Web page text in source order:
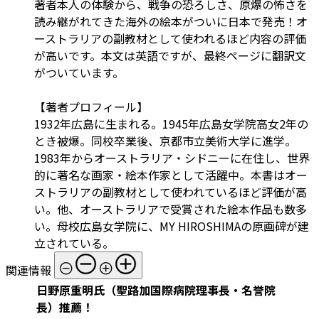
著者本人の体験から、戦争の恐ろしさ、原爆の怖さを
読み継がれてきた海外の絵本がついに日本で発売！オ
ーストラリアの副教材として使われるほど内容の評価
が高いです。本文は英語ですが、最終ページに翻訳文
がついています。
【著者プロフィール】
1932年広島に生まれる。1945年広島女学院高女2年の
とき被爆。同校卒業後、京都市立美術大学に進学。
1983年からオーストラリア・シドニーに在住し、世界
的に著名な画家・絵本作家として活躍中。本書はオー
ストラリアの副教材として使われているほど評価が高
い。他、オーストラリアで受賞された絵本作品も数多
い。母校広島女学院に、MY HIROSHIMAの原画碑が建
立されている。
関連情報
日野原重明氏（聖路加国際病院理事長・名誉院
長）推薦！